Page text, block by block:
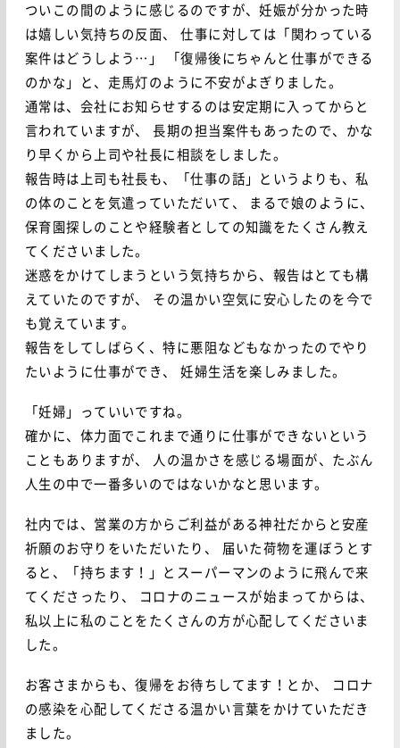
ついこの間のように感じるのですが、妊娠が分かった時
は嬉しい気持ちの反面、
仕事に対しては「関わっている
案件はどうしよう…」
「復帰後にちゃんと仕事ができる
のかな」と、走馬灯のように不安がよぎりました。
通常は、会社にお知らせするのは安定期に入ってからと
言われていますが、
長期の担当案件もあったので、かな
り早くから上司や社長に相談をしました。
報告時は上司も社長も、「仕事の話」というよりも、私
の体のことを気遣っていただいて、
まるで娘のように、
保育園探しのことや経験者としての知識をたくさん教え
てくださいました。
迷惑をかけてしまうという気持ちから、報告はとても構
えていたのですが、
その温かい空気に安心したのを今で
も覚えています。
報告をしてしばらく、特に悪阻などもなかったのでやり
たいように仕事ができ、
妊婦生活を楽しみました。
「妊婦」っていいですね。
確かに、体力面でこれまで通りに仕事ができないという
こともありますが、
人の温かさを感じる場面が、たぶん
人生の中で一番多いのではないかなと思います。
社内では、営業の方からご利益がある神社だからと安産
祈願のお守りをいただいたり、
届いた荷物を運ぼうとす
ると、「持ちます！」とスーパーマンのように飛んで来
てくださったり、
コロナのニュースが始まってからは、
私以上に私のことをたくさんの方が心配してくださいま
した。
お客さまからも、復帰をお待ちしてます！とか、
コロナ
の感染を心配してくださる温かい言葉をかけていただき
ました。